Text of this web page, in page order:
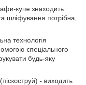
купе знаходить
шліфування потрібна,
технологія
спеціального
будь-яку
- виходить